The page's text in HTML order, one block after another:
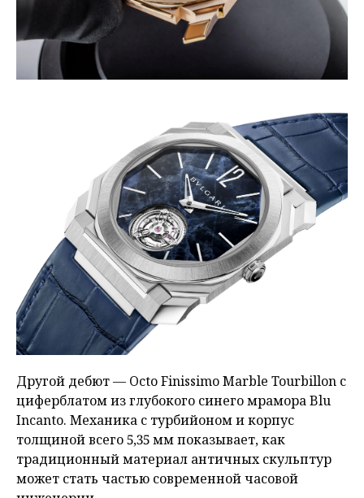
Другой дебют — Octo Finissimo Marble Tourbillon с
циферблатом из глубокого синего мрамора Blu
Incanto. Механика с турбийоном и корпус
толщиной всего 5,35 мм показывает, как
традиционный материал античных скульптур
может стать частью современной часовой